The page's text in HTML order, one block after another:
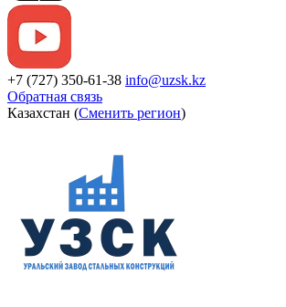
+7 (727) 350-61-38 info@uzsk.kz
Обратная связь
Казахстан (Сменить регион)